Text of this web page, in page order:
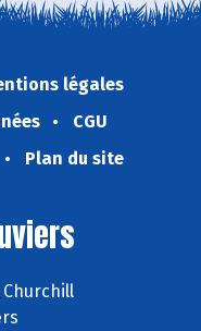
légales
CGU
Plan du site
Churchill